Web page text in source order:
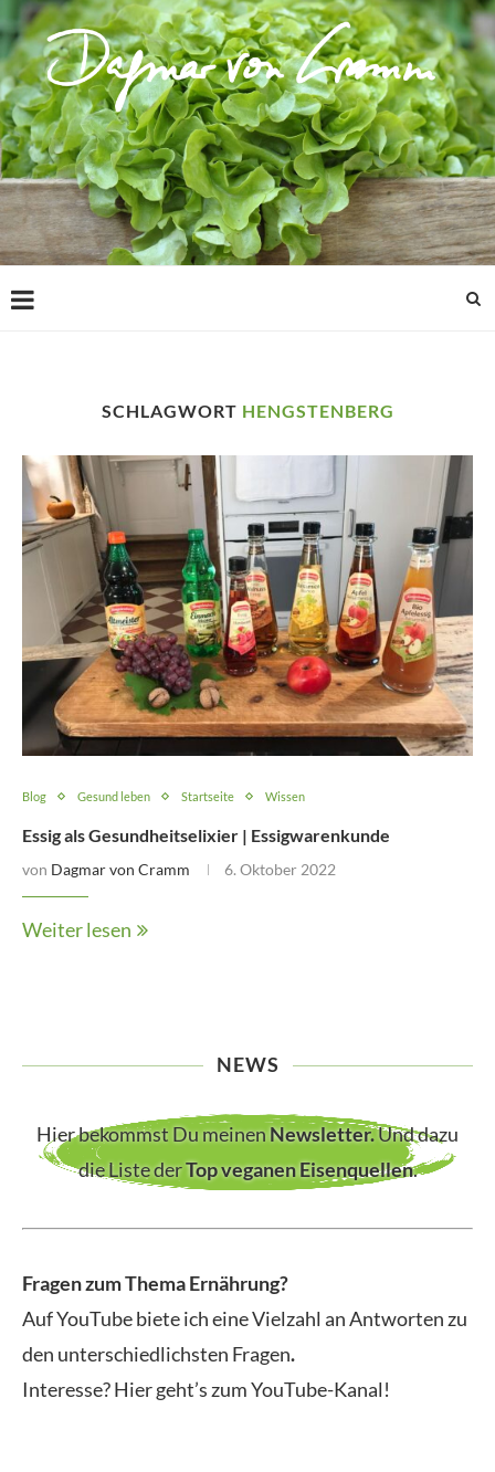
SCHLAGWORT HENGSTENBERG
Blog Gesund leben Startseite Wissen
Essig als Gesundheitselixier | Essigwarenkunde
von Dagmar von Cramm 6. Oktober 2022
Weiter lesen
NEWS
Hier bekommst Du meinenNewsletter.Und dazu
die Liste derTop veganen Eisenquellen.
Fragen zum Thema Ernährung?
Auf YouTube biete ich eine Vielzahl an Antworten zu
den unterschiedlichsten Fragen.
Interesse? Hier geht’s zum YouTube-Kanal!